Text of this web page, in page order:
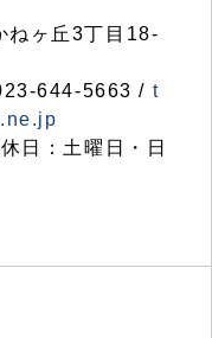
ヶ丘3丁目18-
644-5663 / t
日：土曜日・日